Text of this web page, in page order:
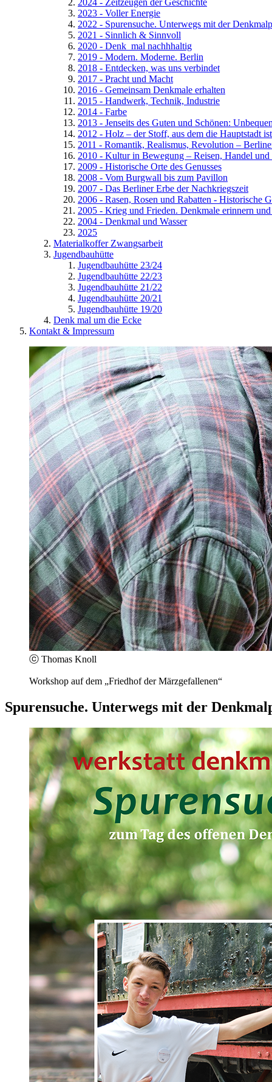
2024 - Zeitzeugen der Geschichte
2023 - Voller Energie
2022 - Spurensuche. Unterwegs mit der
2021 - Sinnlich & Sinnvoll
2020 - Denk_mal nachhhaltig
2019 - Modern. Moderne. Berlin
2018 - Entdecken, was uns verbindet
2017 - Pracht und Macht
2016 - Gemeinsam Denkmale erhalten
2015 - Handwerk, Technik, Industrie
2014 - Farbe
2013 - Jenseits des Guten und Schönen:
2012 - Holz – der Stoff, aus dem die Hauptstadt ist
2011 - Romantik, Realismus, Revolution –
2010 - Kultur in Bewegung – Reisen, Handel und
2009 - Historische Orte des Genusses
2008 - Vom Burgwall bis zum Pavillon
2007 - Das Berliner Erbe der Nachkriegszeit
2006 - Rasen, Rosen und Rabatten - Historische
2005 - Krieg und Frieden. Denkmale erinnern
2004 - Denkmal und Wasser
2025
Materialkoffer Zwangsarbeit
Jugendbauhütte
Jugendbauhütte 23/24
Jugendbauhütte 22/23
Jugendbauhütte 21/22
Jugendbauhütte 20/21
Jugendbauhütte 19/20
Denk mal um die Ecke
Kontakt & Impressum
ⓒ Thomas Knoll
Workshop auf dem „Friedhof der Märzgefallenen“
Spurensuche. Unterwegs mit der